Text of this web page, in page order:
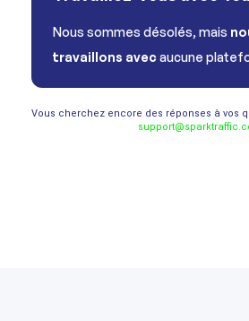
Nous sommes désolés, mais
travaillons avec aucune
Vous cherchez encore des réponses à vos